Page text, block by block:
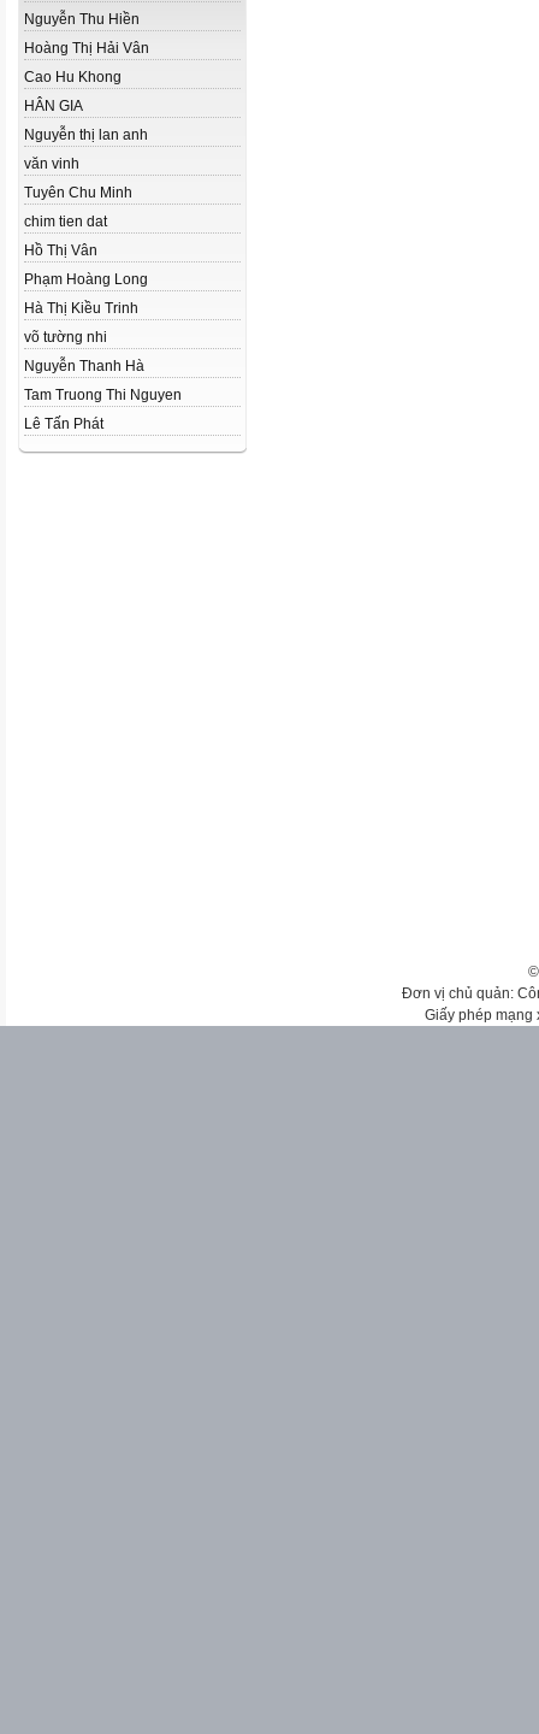
Nguyễn Thu Hiền
Hoàng Thị Hải Vân
Cao Hu Khong
HÂN GIA
Nguyễn thị lan anh
văn vinh
Tuyên Chu Minh
chim tien dat
Hồ Thị Vân
Phạm Hoàng Long
Hà Thị Kiều Trinh
võ tường nhi
Nguyễn Thanh Hà
Tam Truong Thi Nguyen
Lê Tấn Phát
Đơn vị chủ quản:
Giấy phép mạng